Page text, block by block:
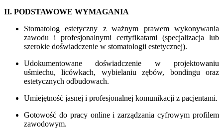
II. PODSTAWOWE WYMAGANIA
Stomatolog estetyczny z ważnym prawem wykonywania
zawodu i profesjonalnymi certyfikatami (specjalizacja lub
szerokie doświadczenie w stomatologii estetycznej).
Udokumentowane doświadczenie w projektowaniu
uśmiechu, licówkach, wybielaniu zębów, bondingu oraz
estetycznych odbudowach.
Umiejętność jasnej i profesjonalnej komunikacji z pacjentami.
Gotowość do pracy online i zarządzania cyfrowym profilem
zawodowym.